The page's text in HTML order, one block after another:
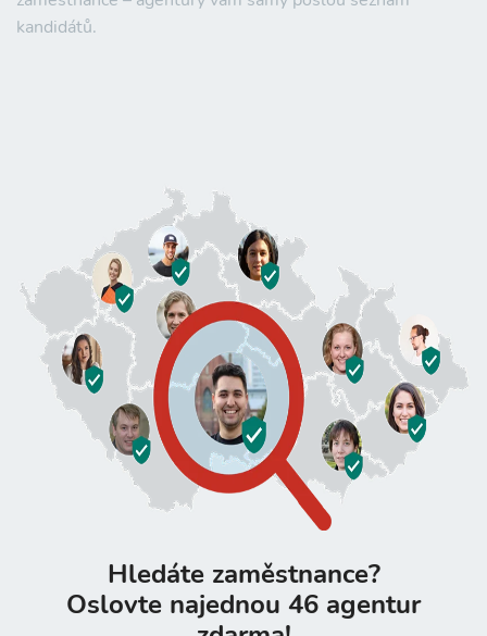
kandidátů.
Hledáte zaměstnance?
Oslovte najednou 46 agentur